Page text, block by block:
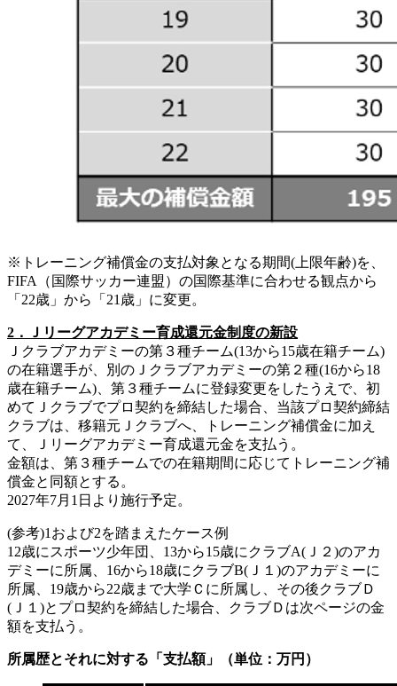
※トレーニング補償金の支払対象となる期間(上限年齢)を、
FIFA（国際サッカー連盟）の国際基準に合わせる観点から
「22歳」から「21歳」に変更。
2．Ｊリーグアカデミー育成還元金制度の新設
Ｊクラブアカデミーの第３種チーム(13から15歳在籍チーム)
の在籍選手が、別のＪクラブアカデミーの第２種(16から18
歳在籍チーム)、第３種チームに登録変更をしたうえで、初
めてＪクラブでプロ契約を締結した場合、当該プロ契約締結
クラブは、移籍元Ｊクラブへ、トレーニング補償金に加え
て、Ｊリーグアカデミー育成還元金を支払う。
金額は、第３種チームでの在籍期間に応じてトレーニング補
償金と同額とする。
2027年7月1日より施行予定。
(参考)1および2を踏まえたケース例
12歳にスポーツ少年団、13から15歳にクラブA(Ｊ２)のアカ
デミーに所属、16から18歳にクラブB(Ｊ１)のアカデミーに
所属、19歳から22歳まで大学Ｃに所属し、その後クラブＤ
(Ｊ１)とプロ契約を締結した場合、クラブＤは次ページの金
額を支払う。
所属歴とそれに対する「支払額」（単位：万円）